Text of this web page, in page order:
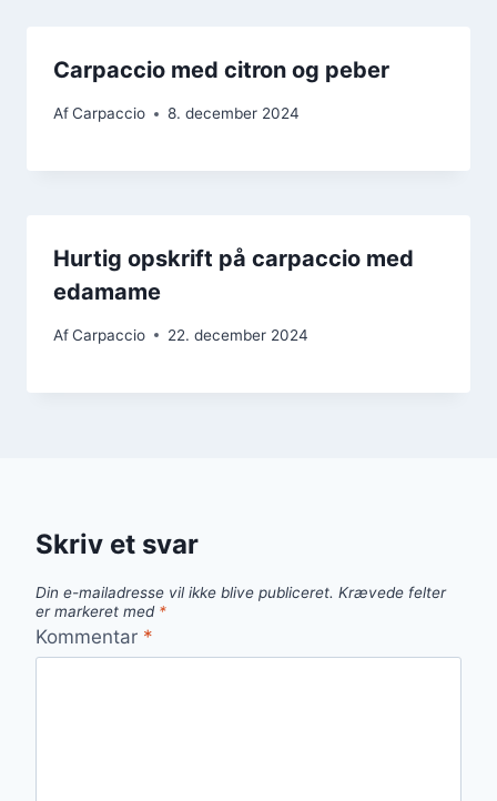
Carpaccio med citron og peber
AfCarpaccio 8. december 2024
Hurtig opskrift på carpaccio med
edamame
AfCarpaccio 22. december 2024
Skriv et svar
Din e-mailadresse vil ikke blive publiceret. Krævede felter
er markeret med *
Kommentar *